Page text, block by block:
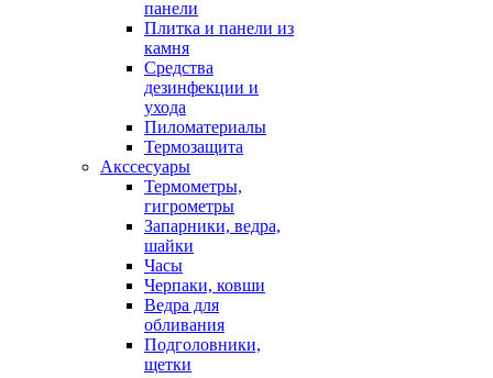
панели
Плитка и панели из
камня
Средства
дезинфекции и
ухода
Пиломатериалы
Термозащита
Аксcесуары
Термометры,
гигрометры
Запарники, ведра,
шайки
Часы
Черпаки, ковши
Ведра для
обливания
Подголовники,
щетки